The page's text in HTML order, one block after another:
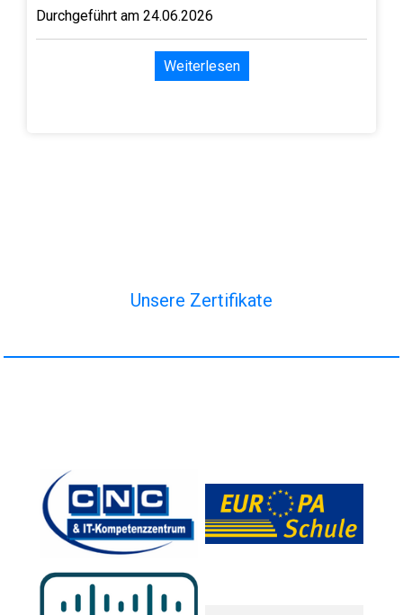
Durchgeführt am 24.06.2026
Weiterlesen
Unsere Zertifikate